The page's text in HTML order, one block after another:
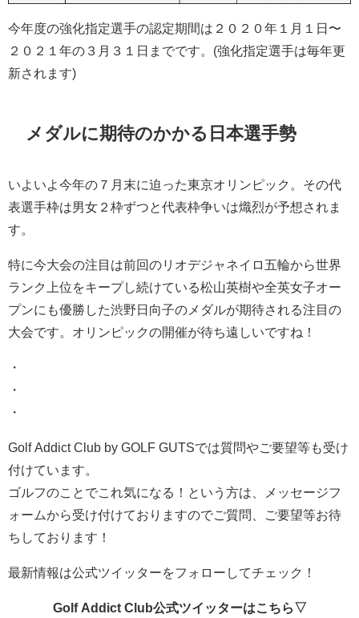
今年度の強化指定選手の認定期間は２０２０年１月１日〜
２０２１年の３月３１日までです。(強化指定選手は毎年更
新されます)
メダルに期待のかかる日本選手勢
いよいよ今年の７月末に迫った東京オリンピック。その代
表選手枠は男女２枠ずつと代表枠争いは熾烈が予想されま
す。
特に今大会の注目は前回のリオデジャネイロ五輪から世界
ランク上位をキープし続けている松山英樹や全英女子オー
プンにも優勝した渋野日向子のメダルが期待される注目の
大会です。オリンピックの開催が待ち遠しいですね！
・
・
・
Golf Addict Club by GOLF GUTSでは質問やご要望等も受け
付けています。
ゴルフのことでこれ気になる！という方は、メッセージフ
ォームから受け付けておりますのでご質問、ご要望等お待
ちしております！
最新情報は公式ツイッターをフォローしてチェック！
Golf Addict Club公式ツイッターはこちら▽